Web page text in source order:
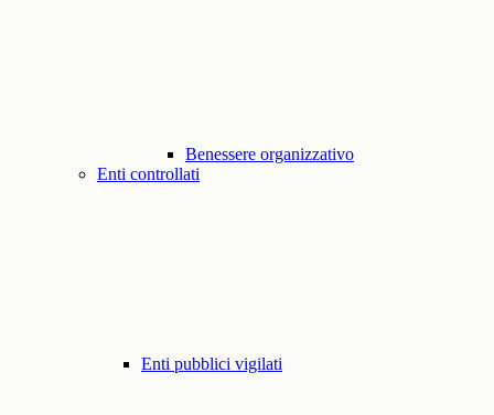
Benessere organizzativo
Enti controllati
Enti pubblici vigilati